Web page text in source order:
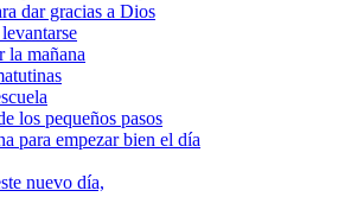
dar gracias a Dios
la mañana
los pequeños pasos
para empezar bien el día
nuevo día,